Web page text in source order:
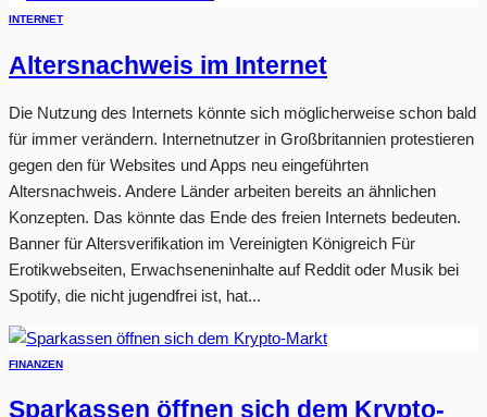
INTERNET
Altersnachweis im Internet
Die Nutzung des Internets könnte sich möglicherweise schon bald
für immer verändern. Internetnutzer in Großbritannien protestieren
gegen den für Websites und Apps neu eingeführten
Altersnachweis. Andere Länder arbeiten bereits an ähnlichen
Konzepten. Das könnte das Ende des freien Internets bedeuten.
Banner für Altersverifikation im Vereinigten Königreich Für
Erotikwebseiten, Erwachseneninhalte auf Reddit oder Musik bei
Spotify, die nicht jugendfrei ist, hat...
FINANZEN
Sparkassen öffnen sich dem Krypto-